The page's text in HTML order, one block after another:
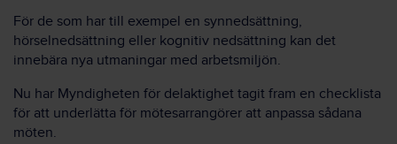
För de som har till exempel en synnedsättning,
hörselnedsättning eller kognitiv nedsättning kan det
innebära nya utmaningar med arbetsmiljön.
Nu har Myndigheten för delaktighet tagit fram en checklista
för att underlätta för mötesarrangörer att anpassa sådana
möten.